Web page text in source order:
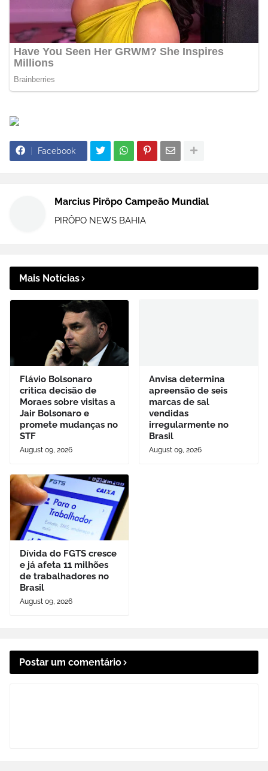
Facebook
Marcius Pirôpo Campeão Mundial
PIRÔPO NEWS BAHIA
Mais Notícias
Flávio Bolsonaro
critica decisão de
Moraes sobre visitas a
Jair Bolsonaro e
promete mudanças no
STF
August 09, 2026
Anvisa determina
apreensão de seis
marcas de sal
vendidas
irregularmente no
Brasil
August 09, 2026
Dívida do FGTS cresce
e já afeta 11 milhões
de trabalhadores no
Brasil
August 09, 2026
Postar um comentário